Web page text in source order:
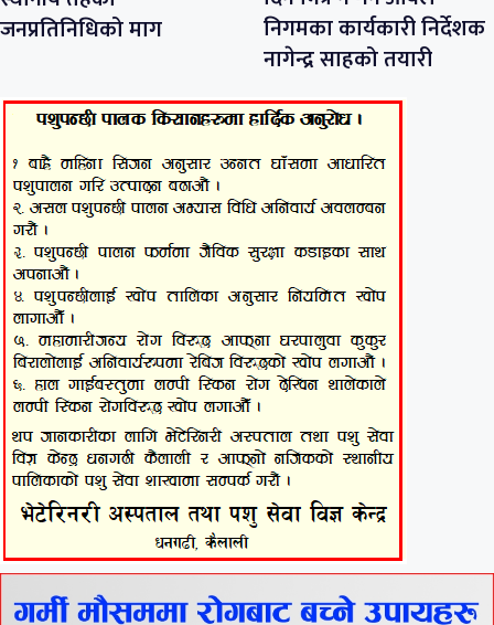
जनप्रतिनिधिको माग
निगमका कार्यकारी निर्देशक
नागेन्द्र साहको तयारी